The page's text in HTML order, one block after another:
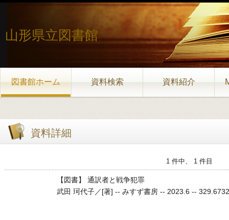
山形県立図書館
図書館ホーム 資料検索 資料紹介
資料詳細
1 件中、 1 件目
【図書】 通訳者と戦争犯罪
武田 珂代子／[著] -- みすず書房 -- 2023.6 --